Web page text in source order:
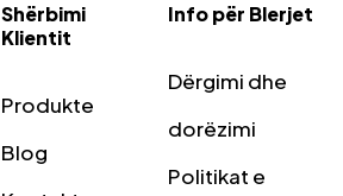
Shërbimi
Klientit
Produkte
Blog
Info për Blerjet
Dërgimi dhe
dorëzimi
Politikat e